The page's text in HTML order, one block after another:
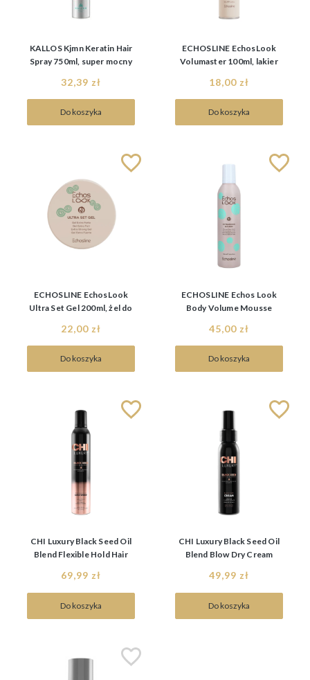
KALLOS Kjmn Keratin Hair
Spray 750ml, super mocny
32,39 zł
Do koszyka
ECHOSLINE EchosLook
Volumaster 100ml, lakier
18,00 zł
Do koszyka
ECHOSLINE EchosLook
Ultra Set Gel 200ml, żel do
22,00 zł
Do koszyka
ECHOSLINE Echos Look
Body Volume Mousse
Objętość Włosów
45,00 zł
Do koszyka
CHI Luxury Black Seed Oil
Blend Flexible Hold Hair
włosów
69,99 zł
Do koszyka
CHI Luxury Black Seed Oil
Blend Blow Dry Cream
49,99 zł
Do koszyka